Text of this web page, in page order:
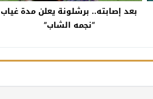
بعد إصابته.. برشلونة يعلن مدة غياب
“نجمه الشاب”